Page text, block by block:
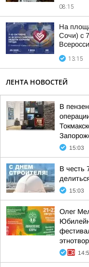
08:15
На
Сочи) с
13:15
ЛЕНТА НОВОСТЕЙ
В
15:03
В честь
15:03
Олег